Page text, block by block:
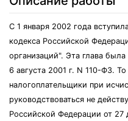
С 1 января 2002 года
кодекса Российской
организаций". Эта глава
6 августа 2001 г. N 110-ФЗ.
налогоплательщики при
руководствоваться не
Российской Федерации от 27